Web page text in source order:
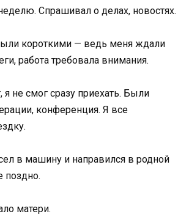
Спрашивал о делах, новостях.
короткими — ведь меня ждали
работа требовала внимания.
я не смог сразу приехать. Были
конференция. Я все
в машину и направился в родной
поздно.
матери.